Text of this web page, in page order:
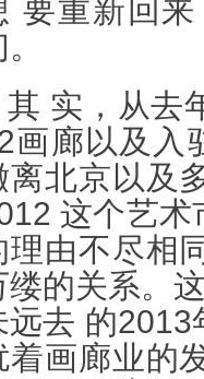
要重新回
其 实，从去
画廊以及入
离北京以及
这个艺术
理由不尽相
缕的关系。
远去 的2013
着画廊业的